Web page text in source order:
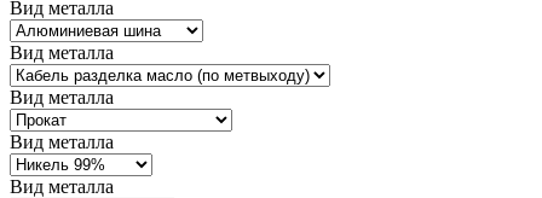
Вид металла
Вид металла
Вид металла
Вид металла
Вид металла